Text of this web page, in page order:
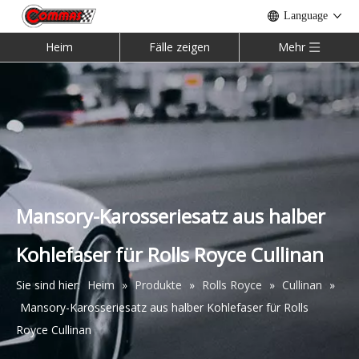
Language
Heim Fälle zeigen Mehr
Mansory-Karosseriesatz aus halber
Kohlefaser für Rolls Royce Cullinan
Sie sind hier: Heim » Produkte » Rolls Royce » Cullinan »
Mansory-Karosseriesatz aus halber Kohlefaser für Rolls
Royce Cullinan
McLaren 540c 570s 570gt 600LT Bodykit
04-12 Rolls-Royce Phantom Wald Bodykit Maserati Levante Mansory Glashaube